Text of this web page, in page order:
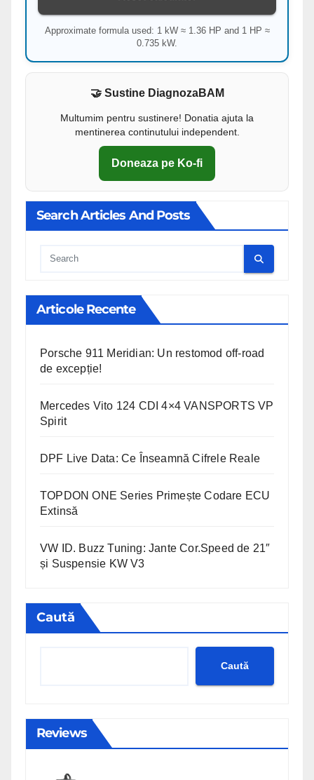
Approximate formula used: 1 kW ≈ 1.36 HP and 1 HP ≈
0.735 kW.
🤝 Sustine DiagnozaBAM
Multumim pentru sustinere! Donatia ajuta la
mentinerea continutului independent.
Doneaza pe Ko-fi
Search Articles And Posts
Cauta
Articole Recente
Porsche 911 Meridian: Un restomod off-road
de excepție!
Mercedes Vito 124 CDI 4×4 VANSPORTS VP
Spirit
DPF Live Data: Ce Înseamnă Cifrele Reale
TOPDON ONE Series Primește Codare ECU
Extinsă
VW ID. Buzz Tuning: Jante Cor.Speed de 21″
și Suspensie KW V3
Caută
Caută
Reviews